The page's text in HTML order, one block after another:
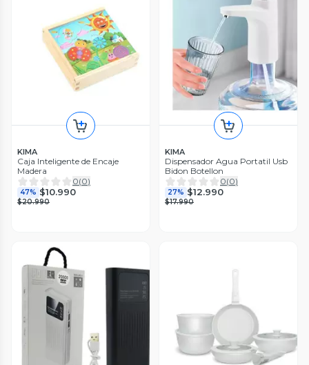
KIMA
Caja Inteligente de Encaje
Madera
0(0)
47% $10.990
$20.990
KIMA
Dispensador Agua Portatil Usb
Bidon Botellon
0(0)
27% $12.990
$17.990